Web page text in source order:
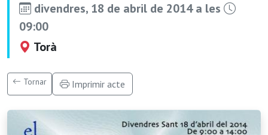
divendres, 18 de abril de 2014 a les
09:00
Torà
Tornar Imprimir acte